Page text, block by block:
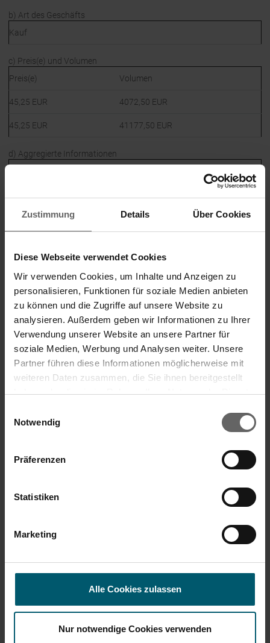
Zustimmung Details Über Cookies
Diese Webseite verwendet Cookies
Wir verwenden Cookies, um Inhalte und Anzeigen zu
personalisieren, Funktionen für soziale Medien anbieten
zu können und die Zugriffe auf unsere Website zu
analysieren. Außerdem geben wir Informationen zu Ihrer
Verwendung unserer Website an unsere Partner für
soziale Medien, Werbung und Analysen weiter. Unsere
Partner führen diese Informationen möglicherweise mit
weiteren Daten zusammen, die Sie ihnen bereitgestellt
haben oder die sie im Rahmen Ihrer Nutzung der Dienste
Cookies, wenn Sie unsere Webseite weiterhin nutzen.
Notwendig
Präferenzen
Statistiken
Marketing
Alle Cookies zulassen
Nur notwendige Cookies verwenden
b) Art des Geschäfts
Kauf
c) Preis(e) und Volumen
Preis(e)
Volumen
45,25 EUR 4072,50 EUR
45,25 EUR 41177,50 EUR
d) Aggregierte Informationen
Tradegate
MIC: XGRM
01.04.2021 Die DGAP Distributionsservices umfassen
gesetzliche Meldepflichten, Corporate
News/Finanznachrichten und Pressemitteilungen.
Sprache:
Internet: www.leifheit-group.com
Suchvorschläge